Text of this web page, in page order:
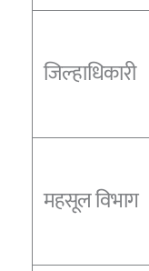
जिल्हाधिकारी
महसूल विभाग